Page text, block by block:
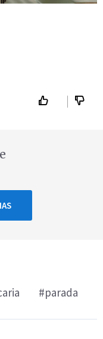
#parada